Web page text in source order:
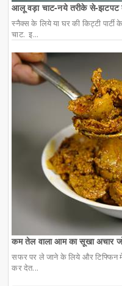
आलू वड़ा चाट-नये तरीके से-
स्नैक्स के लिये या घर की किट्टी
चाट. इ...
कम तेल वाला आम का सूखा अचार
सफर पर ले जाने के लिये और टिफ्फिन
कर देत...